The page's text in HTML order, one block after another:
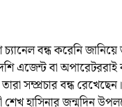
বন্ধ করেনি জানিয়ে
এজেন্ট বা
সম্প্রচার বন্ধ
শেখ হাসিনার জন্মদিন